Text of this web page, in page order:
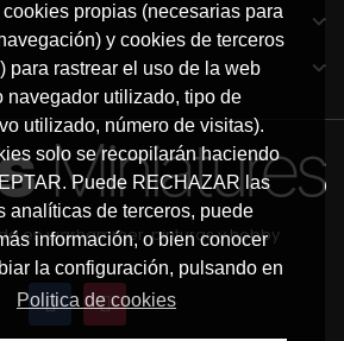
propias (necesarias para
y cookies de terceros
para rastrear el uso de la web
navegador utilizado, tipo de
utilizado, número de visitas).
solo se recopilarán haciendo
Puede RECHAZAR las
analíticas de terceros, puede
información, o bien conocer
la configuración, pulsando en
Politica de cookies
en warhammer, pinturas y hobby